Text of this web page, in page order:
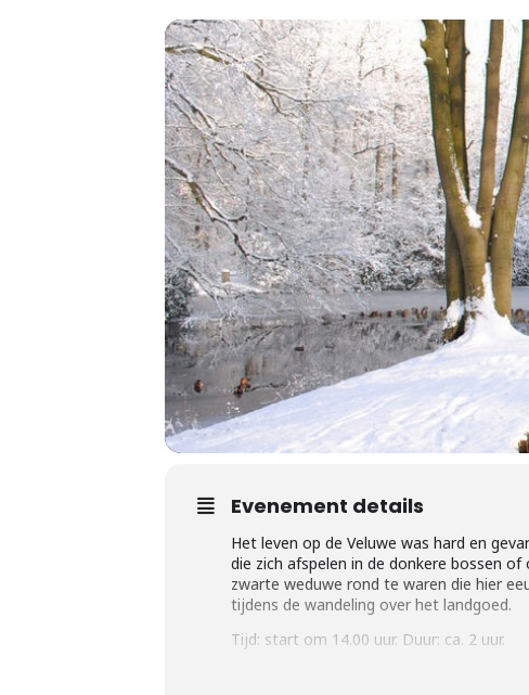
Evenement details
Het leven op de Veluwe was hard en
die zich afspelen in de donkere bossen
zwarte weduwe rond te waren die hier
tijdens de wandeling over het landgoed.
Tijd: start om 14.00 uur. Duur: ca. 2 uur.